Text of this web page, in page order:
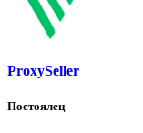
ProxySeller
Постоялец